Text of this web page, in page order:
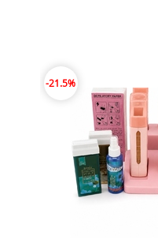
-21.5%